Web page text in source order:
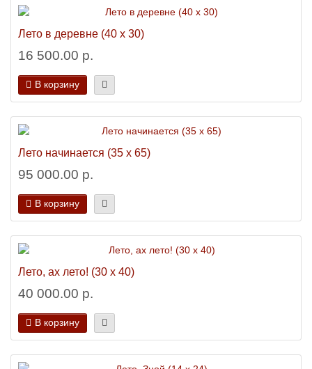
Лето в деревне (40 х 30)
16 500.00 р.
В корзину
Лето начинается (35 х 65)
95 000.00 р.
В корзину
Лето, ах лето! (30 х 40)
40 000.00 р.
В корзину